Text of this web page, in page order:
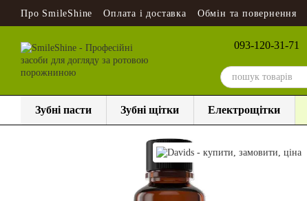
Перейти до основного контенту
Про SmileShine Оплата і доставка Обмін та повернення
093-120-31-71
Зубні пасти Зубні щітки Електрощітки